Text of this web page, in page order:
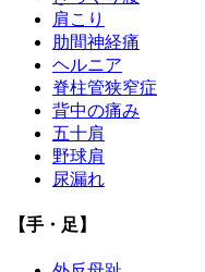
肩こり
肋間神経痛
ヘルニア
脊柱管狭窄症
背中の痛み
五十肩
野球肩
尿漏れ
【手・足】